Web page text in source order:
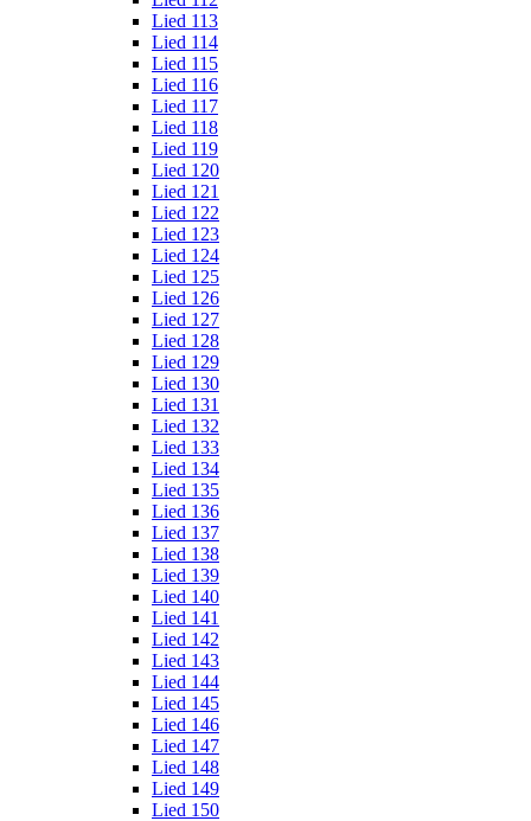
Lied 113
Lied 114
Lied 115
Lied 116
Lied 117
Lied 118
Lied 119
Lied 120
Lied 121
Lied 122
Lied 123
Lied 124
Lied 125
Lied 126
Lied 127
Lied 128
Lied 129
Lied 130
Lied 131
Lied 132
Lied 133
Lied 134
Lied 135
Lied 136
Lied 137
Lied 138
Lied 139
Lied 140
Lied 141
Lied 142
Lied 143
Lied 144
Lied 145
Lied 146
Lied 147
Lied 148
Lied 149
Lied 150